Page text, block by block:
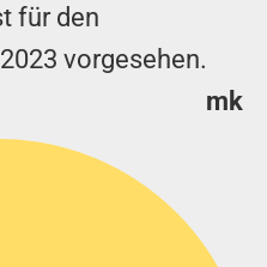
für den
vorgesehen.
mk